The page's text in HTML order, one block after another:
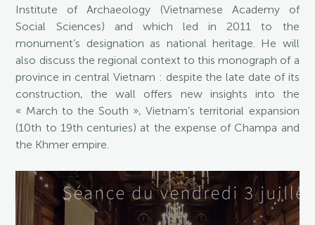
Institute of Archaeology (Vietnamese Academy of
Social Sciences) and which led in 2011 to the
monument’s designation as national heritage. He will
also discuss the regional context to this monograph of a
province in central Vietnam : despite the late date of its
construction, the wall offers new insights into the
« March to the South », Vietnam’s territorial expansion
(10th to 19th centuries) at the expense of Champa and
the Khmer empire.